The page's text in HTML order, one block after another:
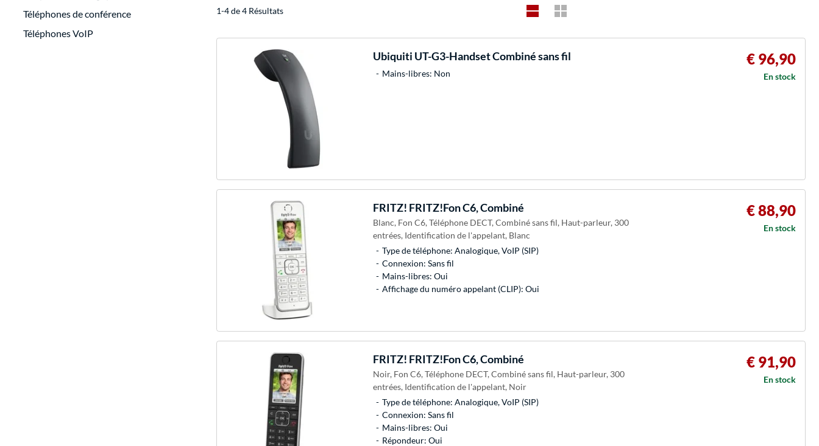
Téléphones de conférence
Téléphones VoIP
1-4 de 4 Résultats
Ubiquiti UT-G3-Handset Combiné sans fil
Mains-libres: Non
€ 96,90
En stock
FRITZ! FRITZ!Fon C6, Combiné
Blanc, Fon C6, Téléphone DECT, Combiné sans fil, Haut-parleur, 300
entrées, Identification de l'appelant, Blanc
Type de téléphone: Analogique, VoIP (SIP)
Connexion: Sans fil
Mains-libres: Oui
Affichage du numéro appelant (CLIP): Oui
€ 88,90
En stock
FRITZ! FRITZ!Fon C6, Combiné
Noir, Fon C6, Téléphone DECT, Combiné sans fil, Haut-parleur, 300
entrées, Identification de l'appelant, Noir
Type de téléphone: Analogique, VoIP (SIP)
Connexion: Sans fil
Mains-libres: Oui
Répondeur: Oui
€ 91,90
En stock